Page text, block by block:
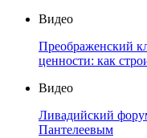
Видео
Преображенский
ценности: как
Видео
Ливадийский
Пантелеевым